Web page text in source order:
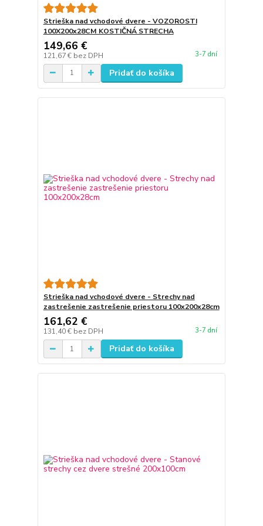
Strieška nad vchodové dvere - VOZOROSTI
100X200x28CM KOSTIČNÁ STRECHA
149,66 €
121,67 € bez DPH 3-7 dní
Pridať do košíka
Strieška nad vchodové dvere - Strechy nad
zastrešenie zastrešenie priestoru 100x200x28cm
161,62 €
131,40 € bez DPH 3-7 dní
Pridať do košíka